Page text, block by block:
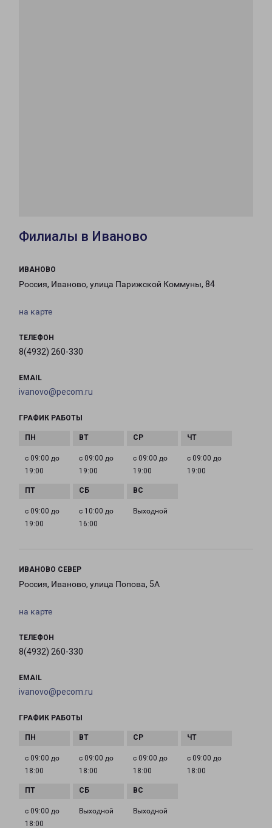
Филиалы в Иваново
ИВАНОВО
Россия, Иваново, улица Парижской Коммуны, 84
на карте
ТЕЛЕФОН
8(4932) 260-330
EMAIL
ivanovo@pecom.ru
ГРАФИК РАБОТЫ
с 09:00 до
19:00
с 09:00 до
19:00
с 09:00 до
19:00
с 09:00 до
19:00
с 09:00 до
19:00
с 10:00 до
16:00
Выходной
ИВАНОВО СЕВЕР
Россия, Иваново, улица Попова, 5А
на карте
ТЕЛЕФОН
8(4932) 260-330
EMAIL
ivanovo@pecom.ru
ГРАФИК РАБОТЫ
с 09:00 до
18:00
с 09:00 до
18:00
с 09:00 до
18:00
с 09:00 до
18:00
с 09:00 до
18:00
Выходной Выходной